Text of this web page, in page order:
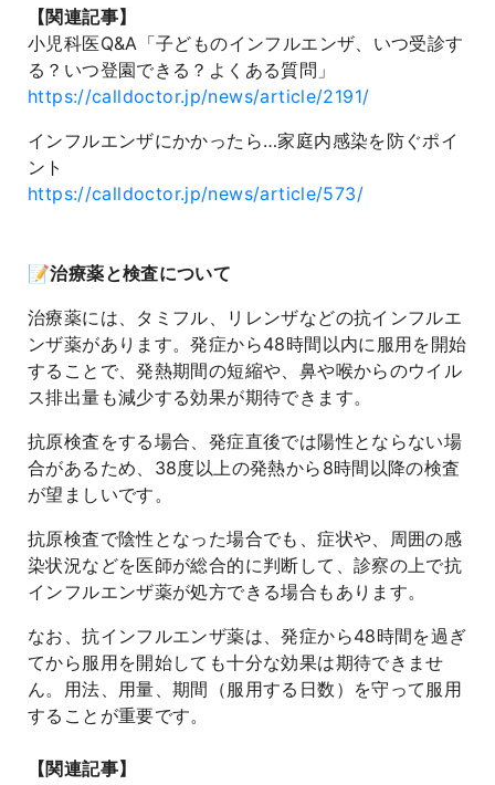
【関連記事】
小児科医Q&A「子どものインフルエンザ、いつ受診す
る？いつ登園できる？よくある質問」
https://calldoctor.jp/news/article/2191/
インフルエンザにかかったら…家庭内感染を防ぐポイ
ント
https://calldoctor.jp/news/article/573/
📝治療薬と検査について
治療薬には、タミフル、リレンザなどの抗インフルエ
ンザ薬があります。発症から48時間以内に服用を開始
することで、発熱期間の短縮や、鼻や喉からのウイル
ス排出量も減少する効果が期待できます。
抗原検査をする場合、発症直後では陽性とならない場
合があるため、38度以上の発熱から8時間以降の検査
が望ましいです。
抗原検査で陰性となった場合でも、症状や、周囲の感
染状況などを医師が総合的に判断して、診察の上で抗
インフルエンザ薬が処方できる場合もあります。
なお、抗インフルエンザ薬は、発症から48時間を過ぎ
てから服用を開始しても十分な効果は期待できませ
ん。用法、用量、期間（服用する日数）を守って服用
することが重要です。
【関連記事】